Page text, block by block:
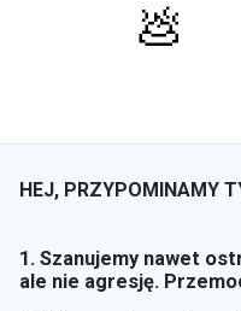
💩
HEJ, PRZYPOMINAMY
1. Szanujemy nawet
ale nie agresję.